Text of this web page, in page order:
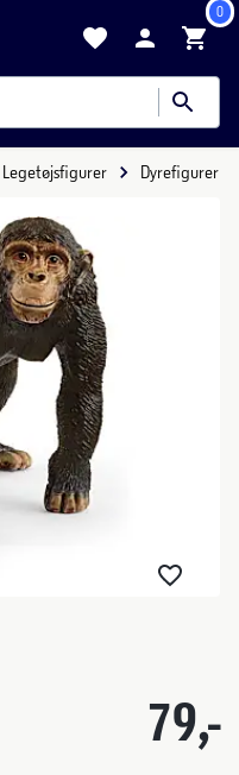
0
Legetøjsfigurer Dyrefigurer
79,-